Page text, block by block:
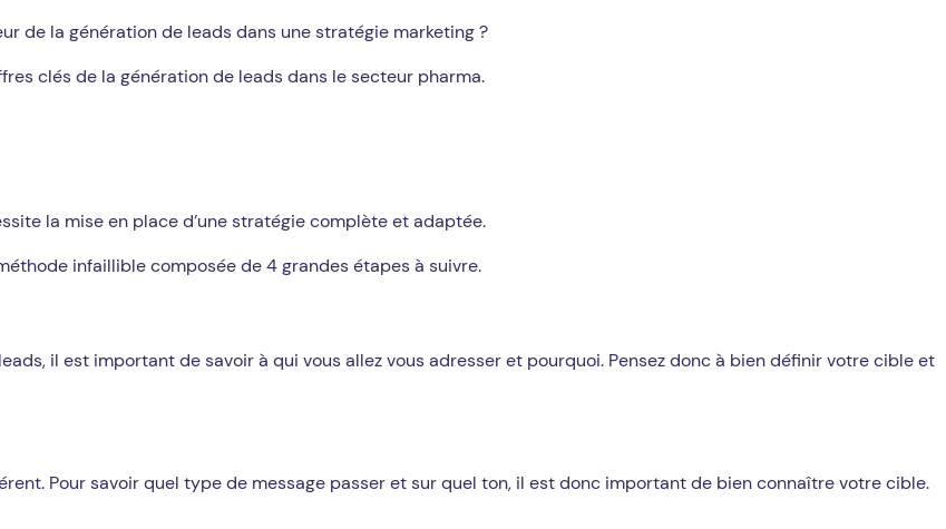
de la génération de leads dans une stratégie marketing ?
clés de la génération de leads dans le secteur pharma.
la mise en place d’une stratégie complète et adaptée.
infaillible composée de 4 grandes étapes à suivre.
il est important de savoir à qui vous allez vous adresser et pourquoi. Pensez donc à bien définir votre cible et
Pour savoir quel type de message passer et sur quel ton, il est donc important de bien connaître votre cible.